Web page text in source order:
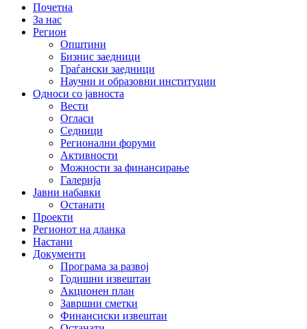
Почетна
За нас
Регион
Општини
Бизнис заедници
Граѓански заедници
Научни и образовни институции
Односи со јавноста
Вести
Огласи
Седници
Регионални форуми
Активности
Можности за финансирање
Галерија
Јавни набавки
Останати
Проекти
Регионот на дланка
Настани
Документи
Програма за развој
Годишни извештаи
Акционен план
Завршни сметки
Финансиски извештаи